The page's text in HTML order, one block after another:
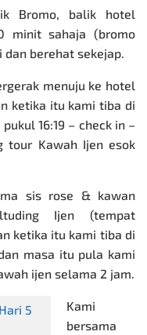
Bromo, balik hotel
minit sahaja (bromo
berehat sekejap.
menuju ke hotel
ketika itu kami tiba di
16:19 – check in –
tour Kawah Ijen esok
sis rose & kawan
Ijen (tempat
ketika itu kami tiba di
masa itu pula kami
ijen selama 2 jam.
Kami
bersama